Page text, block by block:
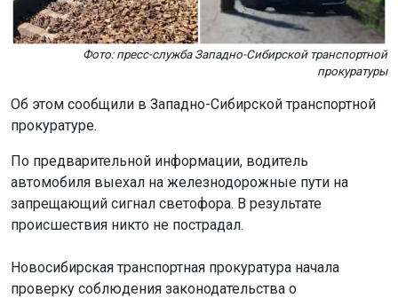
Фото: пресс-служба Западно-Сибирской транспортной
прокуратуры
Об этом сообщили в Западно-Сибирской транспортной
прокуратуре.
По предварительной информации, водитель
автомобиля выехал на железнодорожные пути на
запрещающий сигнал светофора. В результате
происшествия никто не пострадал.
Новосибирская транспортная прокуратура начала
проверку соблюдения законодательства о